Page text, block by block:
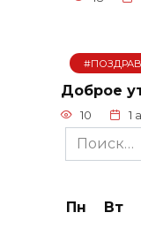
Доброе
10 1
Search
for:
Пн Вт